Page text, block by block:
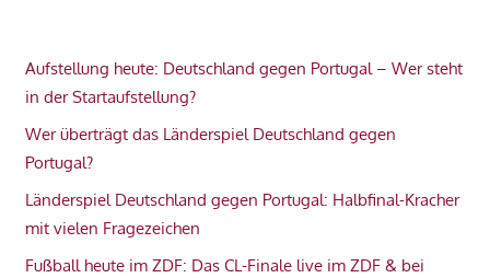
Aufstellung heute: Deutschland gegen Portugal – Wer steht
in der Startaufstellung?
Wer überträgt das Länderspiel Deutschland gegen
Portugal?
Länderspiel Deutschland gegen Portugal: Halbfinal-Kracher
mit vielen Fragezeichen
Fußball heute im ZDF: Das CL-Finale live im ZDF & bei